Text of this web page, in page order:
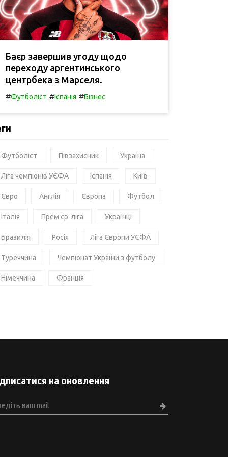
Баєр завершив угоду щодо
переходу аргентинського
центрбека з Марселя.
#Футболіст #Іспанія #Бізнес
Футболіст Півзахисник Україна
Ліга чемпіонів УЄФА Іспанія Київ
Євро Англія Європа Футбол
Італія Прем'єр-ліга Українці
Бразилія Росія Ліга Європи УЄФА
Туреччина Чемпіонат України з футболу
Німеччина Франція
на оновлення